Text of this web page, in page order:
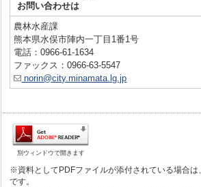
お問い合わせは
農林水産課
熊本県水俣市陣内一丁目1番1号
電話：0966-61-1634
ファックス：0966-63-5547
norin@city.minamata.lg.jp
別ウィンドウで開きます
※資料としてPDFファイルが添付されている場合
です。